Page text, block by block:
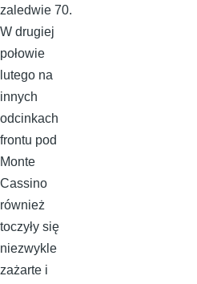
zaledwie 70.
W drugiej
połowie
lutego na
innych
odcinkach
frontu pod
Monte
Cassino
również
toczyły się
niezwykle
zażarte i